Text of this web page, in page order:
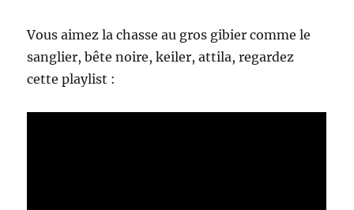
d
o
Vous aimez la chasse au gros gibier comme le
sanglier, bête noire, keiler, attila, regardez
cette playlist :